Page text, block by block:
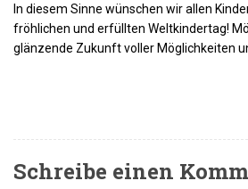
In diesem Sinne wünschen wir allen
fröhlichen und erfüllten Weltkindertag!
glänzende Zukunft voller Möglichkeiten
Schreibe einen